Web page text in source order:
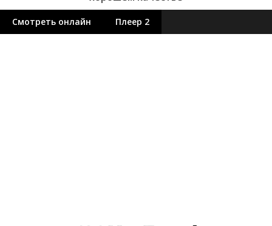
Смотреть онлайн Плеер 2